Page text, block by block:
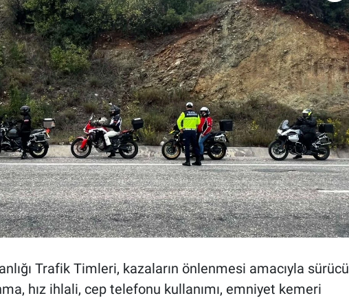
Trafik Timleri, kazaların önlenmesi amacıyla sürücü
hız ihlali, cep telefonu kullanımı, emniyet kemeri